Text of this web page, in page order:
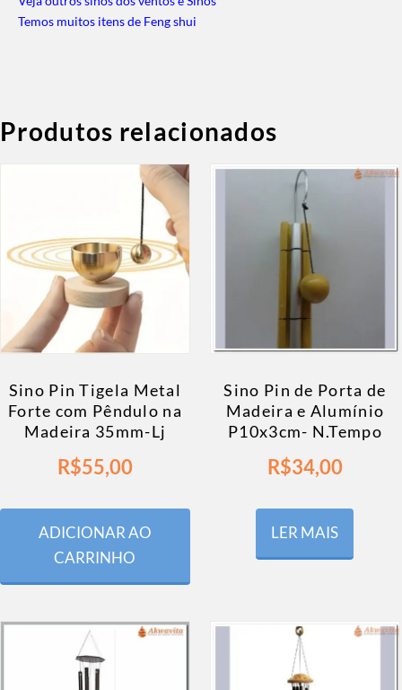
Temos muitos itens de Feng shui
Produtos relacionados
Sino Pin Tigela Metal
Forte com Pêndulo na
Madeira 35mm-Lj
R$55,00
ADICIONAR AO
CARRINHO
Sino Pin de Porta de
Madeira e Alumínio
P10x3cm- N.Tempo
R$34,00
LER MAIS